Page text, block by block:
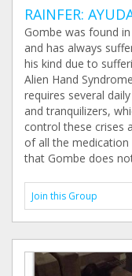
RAINFER:
Gombe was found
and has always
his kind due to
Alien Hand
requires several
and tranquilizers,
control these crises
of all the
that Gombe does
Join this Group